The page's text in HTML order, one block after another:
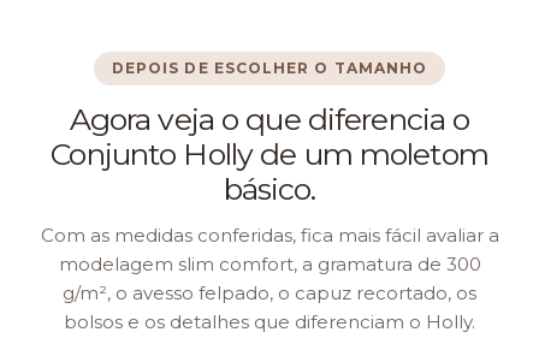
DEPOIS DE ESCOLHER O TAMANHO
Agora veja o que diferencia o
Conjunto Holly de um moletom
básico.
Com as medidas conferidas, fica mais fácil avaliar a
modelagem slim comfort, a gramatura de 300
g/m², o avesso felpado, o capuz recortado, os
bolsos e os detalhes que diferenciam o Holly.